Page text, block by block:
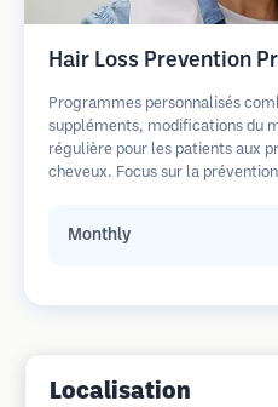
Hair Loss Prevention
Programmes personnalisés
suppléments, modifications du
régulière pour les patients aux
cheveux. Focus sur la
Monthly
Localisation